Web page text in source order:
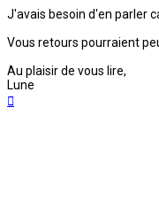
J'avais besoin d'en parler
Vous retours pourraient
Au plaisir de vous lire,
Lune